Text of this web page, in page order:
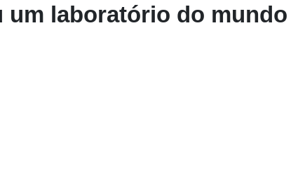
um laboratório do mundo